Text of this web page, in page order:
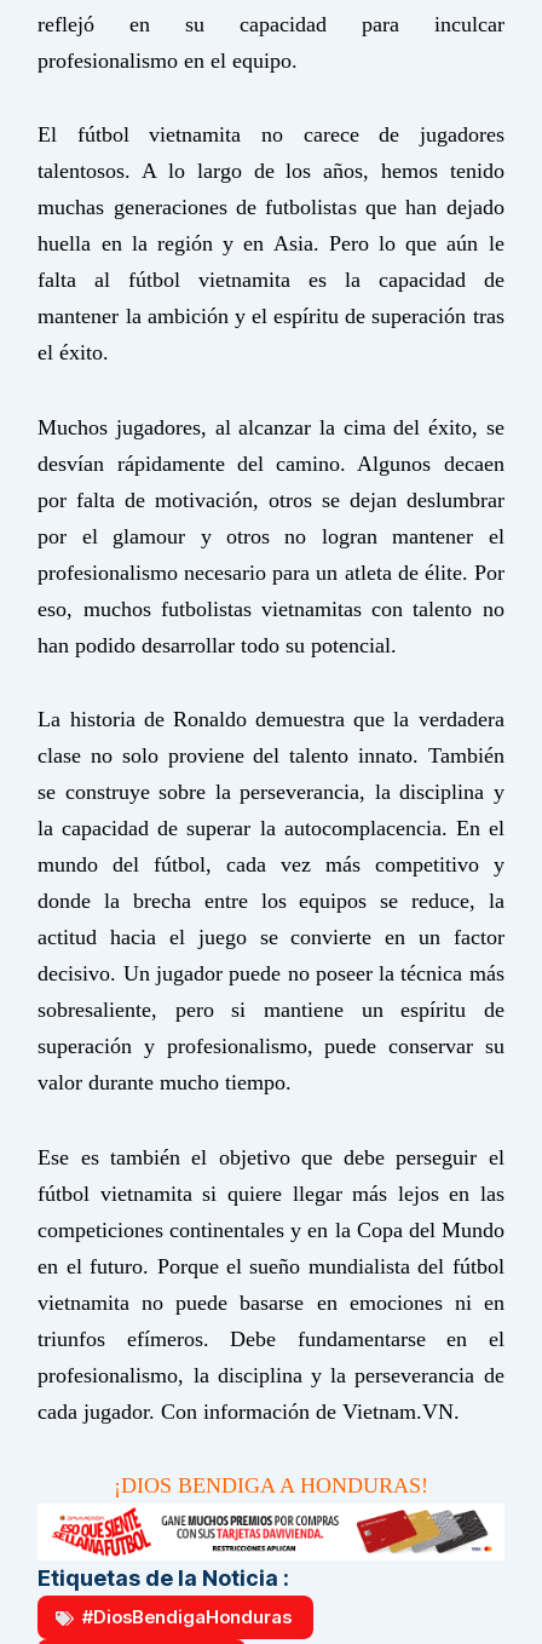
reflejó en su capacidad para inculcar
profesionalismo en el equipo.
El fútbol vietnamita no carece de jugadores
talentosos. A lo largo de los años, hemos tenido
muchas generaciones de futbolistas que han dejado
huella en la región y en Asia. Pero lo que aún le
falta al fútbol vietnamita es la capacidad de
mantener la ambición y el espíritu de superación tras
el éxito.
Muchos jugadores, al alcanzar la cima del éxito, se
desvían rápidamente del camino. Algunos decaen
por falta de motivación, otros se dejan deslumbrar
por el glamour y otros no logran mantener el
profesionalismo necesario para un atleta de élite. Por
eso, muchos futbolistas vietnamitas con talento no
han podido desarrollar todo su potencial.
La historia de Ronaldo demuestra que la verdadera
clase no solo proviene del talento innato. También
se construye sobre la perseverancia, la disciplina y
la capacidad de superar la autocomplacencia. En el
mundo del fútbol, ​​cada vez más competitivo y
donde la brecha entre los equipos se reduce, la
actitud hacia el juego se convierte en un factor
decisivo. Un jugador puede no poseer la técnica más
sobresaliente, pero si mantiene un espíritu de
superación y profesionalismo, puede conservar su
valor durante mucho tiempo.
Ese es también el objetivo que debe perseguir el
fútbol vietnamita si quiere llegar más lejos en las
competiciones continentales y en la Copa del Mundo
en el futuro. Porque el sueño mundialista del fútbol
vietnamita no puede basarse en emociones ni en
triunfos efímeros. Debe fundamentarse en el
profesionalismo, la disciplina y la perseverancia de
cada jugador. Con información de Vietnam.VN.
¡DIOS BENDIGA A HONDURAS!
Etiquetas de la Noticia :
#DiosBendigaHonduras